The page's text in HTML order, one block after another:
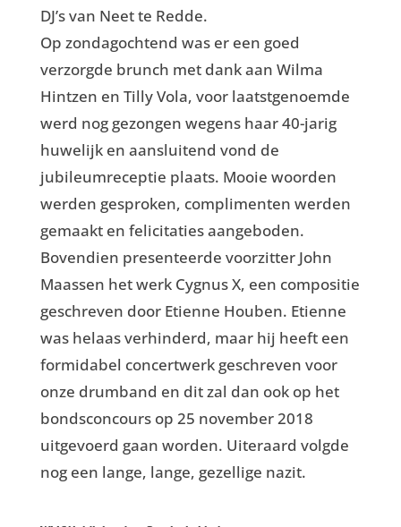
DJ’s van Neet te Redde.
Op zondagochtend was er een goed
verzorgde brunch met dank aan Wilma
Hintzen en Tilly Vola, voor laatstgenoemde
werd nog gezongen wegens haar 40-jarig
huwelijk en aansluitend vond de
jubileumreceptie plaats. Mooie woorden
werden gesproken, complimenten werden
gemaakt en felicitaties aangeboden.
Bovendien presenteerde voorzitter John
Maassen het werk Cygnus X, een compositie
geschreven door Etienne Houben. Etienne
was helaas verhinderd, maar hij heeft een
formidabel concertwerk geschreven voor
onze drumband en dit zal dan ook op het
bondsconcours op 25 november 2018
uitgevoerd gaan worden. Uiteraard volgde
nog een lange, lange, gezellige nazit.